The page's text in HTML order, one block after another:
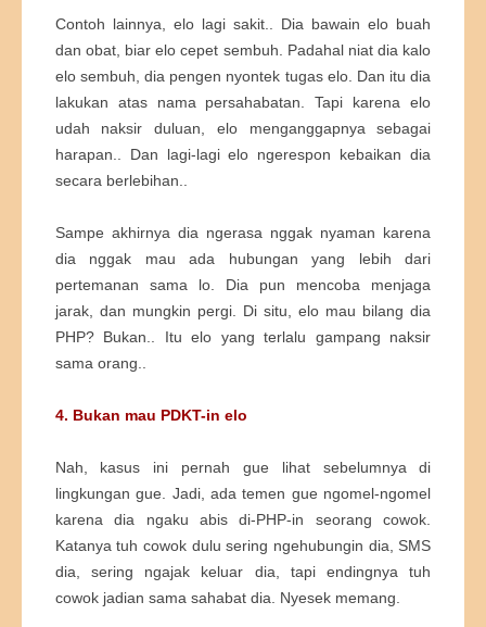
Contoh lainnya, elo lagi sakit.. Dia bawain elo buah
dan obat, biar elo cepet sembuh. Padahal niat dia kalo
elo sembuh, dia pengen nyontek tugas elo. Dan itu dia
lakukan atas nama persahabatan. Tapi karena elo
udah naksir duluan, elo menganggapnya sebagai
harapan.. Dan lagi-lagi elo ngerespon kebaikan dia
secara berlebihan..
Sampe akhirnya dia ngerasa nggak nyaman karena
dia nggak mau ada hubungan yang lebih dari
pertemanan sama lo. Dia pun mencoba menjaga
jarak, dan mungkin pergi. Di situ, elo mau bilang dia
PHP? Bukan.. Itu elo yang terlalu gampang naksir
sama orang..
4. Bukan mau PDKT-in elo
Nah, kasus ini pernah gue lihat sebelumnya di
lingkungan gue. Jadi, ada temen gue ngomel-ngomel
karena dia ngaku abis di-PHP-in seorang cowok.
Katanya tuh cowok dulu sering ngehubungin dia, SMS
dia, sering ngajak keluar dia, tapi endingnya tuh
cowok jadian sama sahabat dia. Nyesek memang.